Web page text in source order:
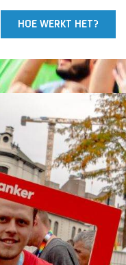
HOE WERKT HET?